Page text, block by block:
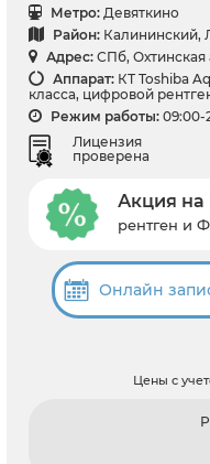
Метро: Девяткино
Район: Калининский,
Адрес: СПб, Охтинская
Аппарат: КТ Toshiba
класса, цифровой
Режим работы: 09:00-
Лицензия
проверена
Акция на
рентген и
Онлайн
Цены с